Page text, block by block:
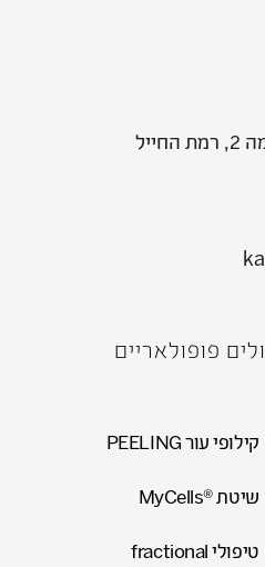
פופולאריים
קילופי עור PEELING
שיטת ®MyCells
טיפולי fractional